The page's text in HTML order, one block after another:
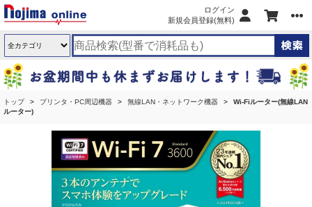
ログイン
新規会員登録(無料)
トップ プリンタ・PC周辺機器 無線LAN・ネットワーク機器
Wi-Fiルーター(無線LAN
ルーター)